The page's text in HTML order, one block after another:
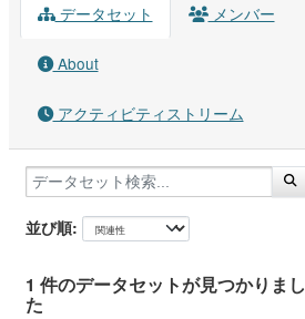
データセット メンバー
About
アクティビティストリーム
並び順
1 件のデータセットが見つかりまし
た